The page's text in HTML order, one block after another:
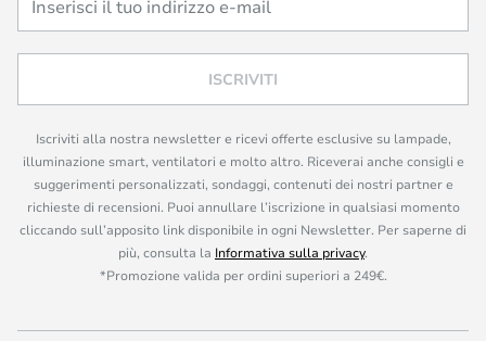
ISCRIVITI
Iscriviti alla nostra newsletter e ricevi offerte esclusive su lampade,
illuminazione smart, ventilatori e molto altro. Riceverai anche consigli e
suggerimenti personalizzati, sondaggi, contenuti dei nostri partner e
richieste di recensioni. Puoi annullare l’iscrizione in qualsiasi momento
cliccando sull’apposito link disponibile in ogni Newsletter. Per saperne di
più, consulta la Informativa sulla privacy.
*Promozione valida per ordini superiori a 249€.